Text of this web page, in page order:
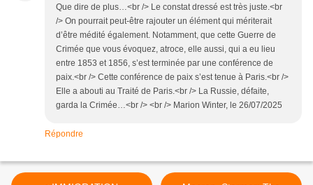
Que dire de plus…<br /> Le constat dressé est très juste.<br
/> On pourrait peut-être rajouter un élément qui mériterait
d’être médité également. Notamment, que cette Guerre de
Crimée que vous évoquez, atroce, elle aussi, qui a eu lieu
entre 1853 et 1856, s’est terminée par une conférence de
paix.<br /> Cette conférence de paix s’est tenue à Paris.<br />
Elle a abouti au Traité de Paris.<br /> La Russie, défaite,
garda la Crimée…<br /> <br /> Marion Winter, le 26/07/2025
Répondre